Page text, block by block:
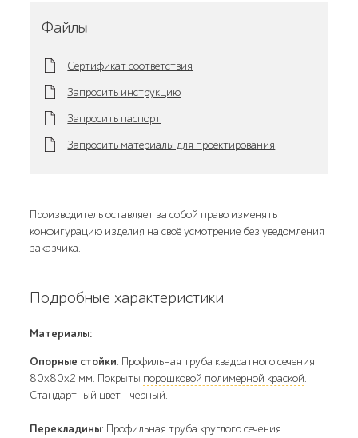
Файлы
Сертификат соответствия
Запросить инструкцию
Запросить паспорт
Запросить материалы для проектирования
Производитель оставляет за собой право изменять
конфигурацию изделия на своё усмотрение без уведомления
заказчика.
Подробные характеристики
Материалы:
Опорные стойки: Профильная труба квадратного сечения
80х80х2 мм. Покрыты порошковой полимерной краской.
Стандартный цвет - черный.
Перекладины: Профильная труба круглого сечения